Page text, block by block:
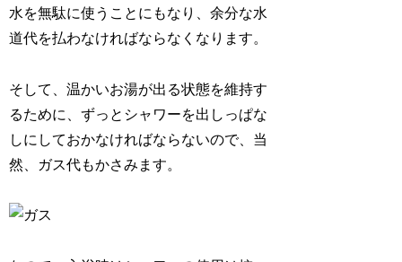
水を無駄に使うことにもなり、余分な水
道代を払わなければならなくなります。
そして、温かいお湯が出る状態を維持す
るために、ずっとシャワーを出しっぱな
しにしておかなければならないので、当
然、ガス代もかさみます。